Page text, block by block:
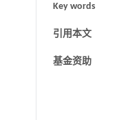
Key words
引用本文
基金资助